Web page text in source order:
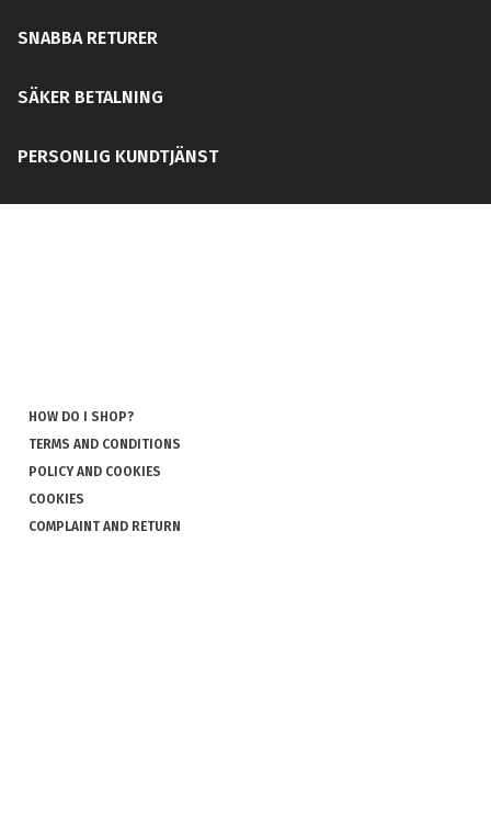
SNABBA RETURER
SÄKER BETALNING
PERSONLIG KUNDTJÄNST
HOW DO I SHOP?
TERMS AND CONDITIONS
POLICY AND COOKIES
COOKIES
COMPLAINT AND RETURN